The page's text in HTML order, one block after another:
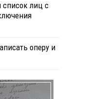
лиц с
оперу и